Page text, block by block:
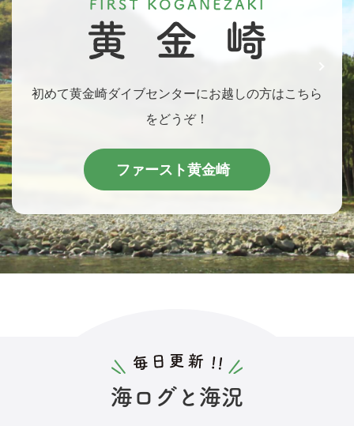
初めて黄金崎ダイブセンターにお越しの方はこちら
をどうぞ！
ファースト黄金崎
海ログと海況